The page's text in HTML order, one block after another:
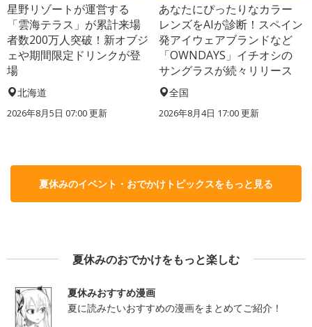
星野リゾートが運営する
「雲海テラス」が累計来場
者数200万人突破！新オブジ
ェや期間限定ドリンクが登
場
北海道
2026年8月5日 07:00更新
あなたにぴったりなカラー
レンズをAIが診断！スペイン
発アイウェアブランドなど
「OWNDAYS」イチオシの
サングラスが続々リリース
全国
2026年8月4日 17:00更新
夏休みのイベント・おでかけトピックスをもっと見る
夏休みのおでかけをもっと楽しむ
夏休みおすすめ漫画
夏に読みたいおすすめの漫画をまとめてご紹介！